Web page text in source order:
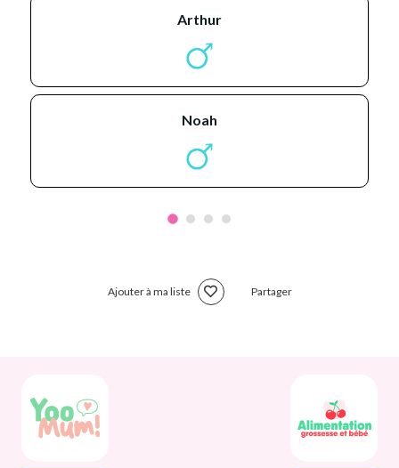
arthur
noah
Ajouter à ma liste Partager